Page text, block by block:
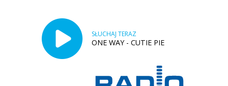
SŁUCHAJ TERAZ
ONE WAY - CUTIE PIE